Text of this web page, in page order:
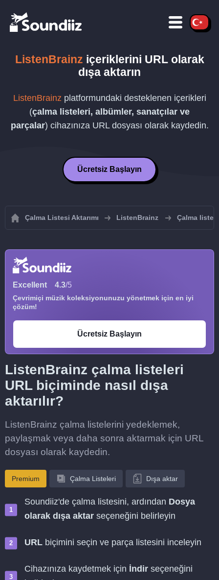
ListenBrainz içeriklerini URLolarak
dışa aktarın
ListenBrainz platformundaki desteklenen içerikleri
(çalma listeleri, albümler, sanatçılar ve
parçalar) cihazınıza URLdosyası olarak kaydedin.
Ücretsiz Başlayın
Çalma Listesi Aktarımı ListenBrainz Çalma
Excellent 4.3/5
Çevrimiçi müzik koleksiyonunuzu yönetmek için en iyi
çözüm!
Ücretsiz Başlayın
ListenBrainz çalma listeleri
URL biçiminde nasıl dışa
aktarılır?
ListenBrainz çalma listelerini yedeklemek,
paylaşmak veya daha sonra aktarmak için URL
dosyası olarak kaydedin.
Premium Çalma Listeleri Dışa aktar
Soundiiz'de çalma listesini, ardından Dosya
olarak dışa aktar seçeneğini belirleyin
URL biçimini seçin ve parça listesini inceleyin
Cihazınıza kaydetmek için İndir seçeneğini